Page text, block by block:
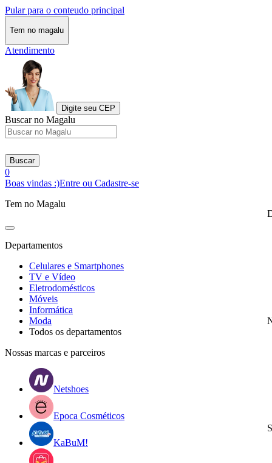
Pular para o conteudo principal
Tem no magalu
Atendimento
Digite seu CEP
Buscar no Magalu
Buscar
0
Boas vindas :)Entre ou Cadastre-se
Tem no Magalu
Departamentos
Celulares e Smartphones
TV e Vídeo
Eletrodomésticos
Móveis
Informática
Moda
Todos os departamentos
Nossas marcas e parceiros
Netshoes
Epoca Cosméticos
KaBuM!